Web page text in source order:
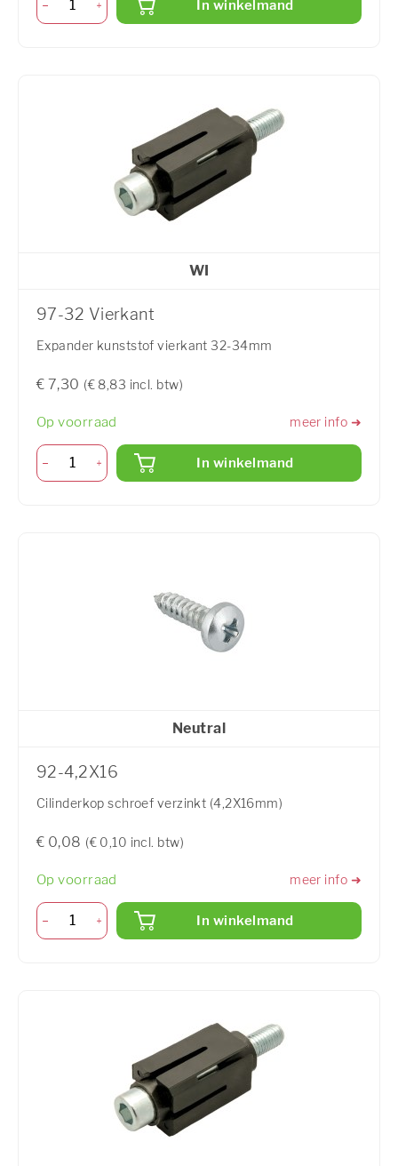
In winkelmand
WI
97-32 Vierkant
Expander kunststof vierkant 32-34mm
€ 7,30 (€ 8,83 incl. btw)
Op voorraad meer info ➜
In winkelmand
Neutral
92-4,2X16
Cilinderkop schroef verzinkt (4,2X16mm)
€ 0,08 (€ 0,10 incl. btw)
Op voorraad meer info ➜
In winkelmand